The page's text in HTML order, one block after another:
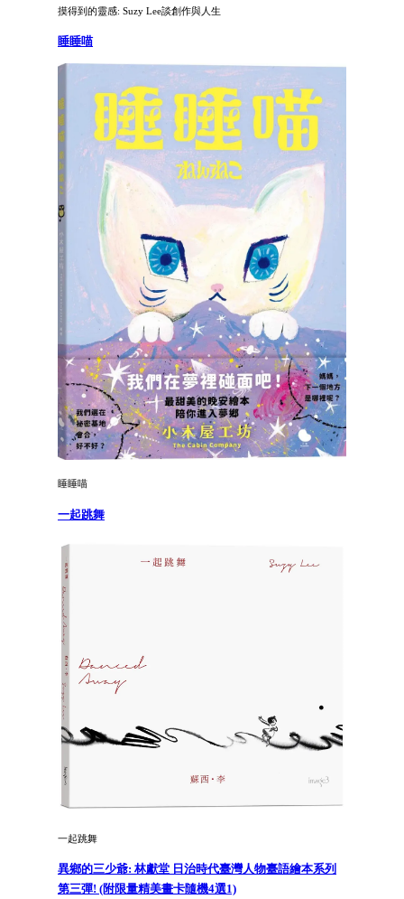
摸得到的靈感: Suzy Lee談創作與人生
睡睡喵
睡睡喵
一起跳舞
一起跳舞
異鄉的三少爺: 林獻堂 日治時代臺灣人物臺語繪本系列
第三彈! (附限量精美畫卡隨機4選1)